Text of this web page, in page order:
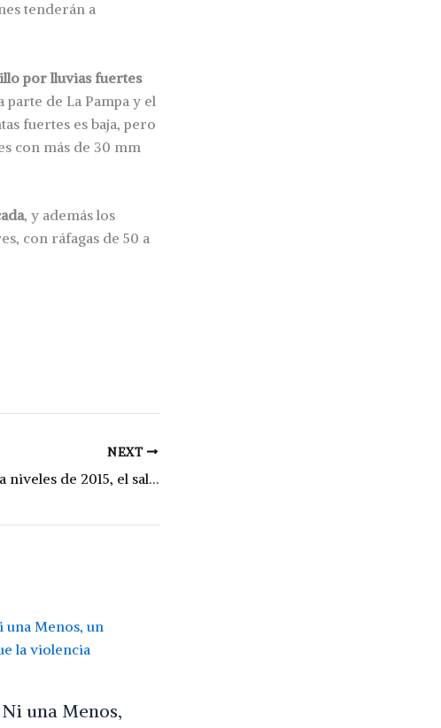
tenderán a
por lluvias fuertes
de La Pampa y el
fuertes es baja, pero
con más de 30 mm
, y además los
con ráfagas de 50 a
NEXT
Para llegar a niveles de 2015, el salario docente debería crecer 45% en Santa Fe
una Menos,